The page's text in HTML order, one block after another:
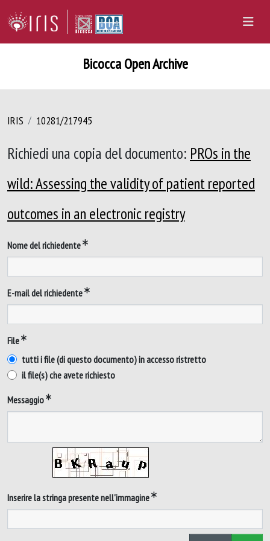
Bicocca Open Archive
IRIS 10281/217945
Richiedi una copia del documento: PROs in the
wild: Assessing the validity of patient reported
outcomes in an electronic registry
Nome del richiedente
E-mail del richiedente
File
tutti i file (di questo documento) in accesso ristretto
il file(s) che avete richiesto
Messaggio
Inserire la stringa presente nell'immagine